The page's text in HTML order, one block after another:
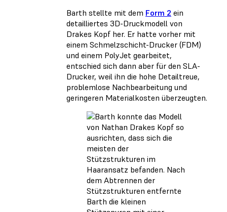
Barth stellte mit dem Form 2 ein
detailliertes 3D-Druckmodell von
Drakes Kopf her. Er hatte vorher mit
einem Schmelzschicht-Drucker (FDM)
und einem PolyJet gearbeitet,
entschied sich dann aber für den SLA-
Drucker, weil ihn die hohe Detailtreue,
problemlose Nachbearbeitung und
geringeren Materialkosten überzeugten.